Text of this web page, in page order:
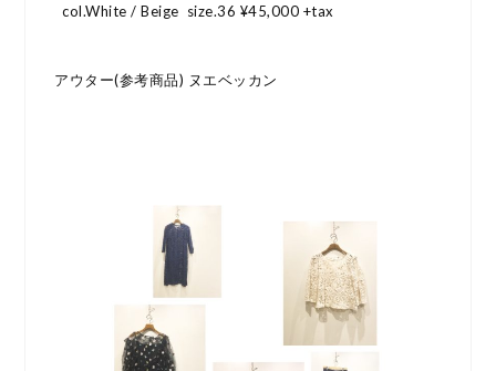
col.White / Beige size.36 ¥45,000 +tax
アウター(参考商品) ヌエベッカン